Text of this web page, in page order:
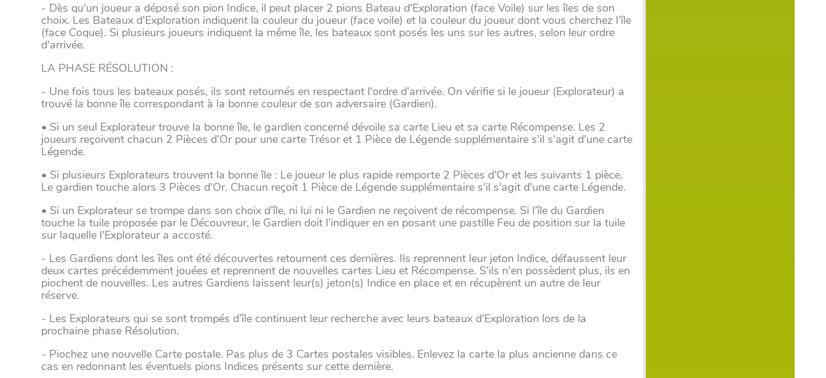
- Dès qu'un joueur a déposé son pion Indice, il peut placer 2 pions Bateau d'Exploration (face Voile) sur les îles de son
choix. Les Bateaux d'Exploration indiquent la couleur du joueur (face voile) et la couleur du joueur dont vous cherchez l’île
(face Coque). Si plusieurs joueurs indiquent la même île, les bateaux sont posés les uns sur les autres, selon leur ordre
d'arrivée.
LA PHASE RÉSOLUTION :
- Une fois tous les bateaux posés, ils sont retournés en respectant l'ordre d'arrivée. On vérifie si le joueur (Explorateur) a
trouvé la bonne île correspondant à la bonne couleur de son adversaire (Gardien).
• Si un seul Explorateur trouve la bonne île, le gardien concerné dévoile sa carte Lieu et sa carte Récompense. Les 2
joueurs reçoivent chacun 2 Pièces d'Or pour une carte Trésor et 1 Pièce de Légende supplémentaire s'il s'agit d'une carte
Légende.
• Si plusieurs Explorateurs trouvent la bonne île : Le joueur le plus rapide remporte 2 Pièces d'Or et les suivants 1 pièce.
Le gardien touche alors 3 Pièces d'Or. Chacun reçoit 1 Pièce de Légende supplémentaire s'il s'agit d'une carte Légende.
• Si un Explorateur se trompe dans son choix d’île, ni lui ni le Gardien ne reçoivent de récompense. Si l’île du Gardien
touche la tuile proposée par le Découvreur, le Gardien doit l'indiquer en en posant une pastille Feu de position sur la tuile
sur laquelle l'Explorateur a accosté.
- Les Gardiens dont les îles ont été découvertes retournent ces dernières. Ils reprennent leur jeton Indice, défaussent leur
deux cartes précédemment jouées et reprennent de nouvelles cartes Lieu et Récompense. S'ils n'en possèdent plus, ils en
piochent de nouvelles. Les autres Gardiens laissent leur(s) jeton(s) Indice en place et en récupèrent un autre de leur
réserve.
- Les Explorateurs qui se sont trompés d’île continuent leur recherche avec leurs bateaux d'Exploration lors de la
prochaine phase Résolution.
- Piochez une nouvelle Carte postale. Pas plus de 3 Cartes postales visibles. Enlevez la carte la plus ancienne dans ce
cas en redonnant les éventuels pions Indices présents sur cette dernière.